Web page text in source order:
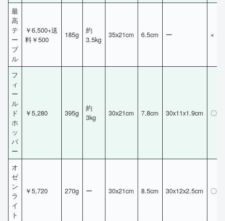
最
高
テ
ー
ブ
ル
￥6,500+送
料￥500
185g
約
3.5kg
35x21cm 6.5cm ー ×
フ
ィ
ー
ル
ド
ホ
ッ
パ
ー
￥5,280 395g
約
3kg
30x21cm 7.8cm 30x11x1.9cm 〇
オ
ゼ
ン
ラ
イ
ト
￥5,720 270g ー 30x21cm 8.5cm 30x12x2.5cm 〇